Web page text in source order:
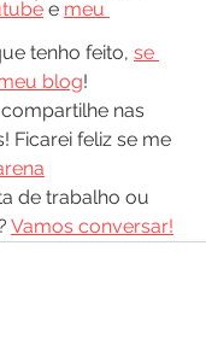
e meu
tenho feito, se
blog!
nas
Ficarei feliz se me
de trabalho ou
Vamos conversar!